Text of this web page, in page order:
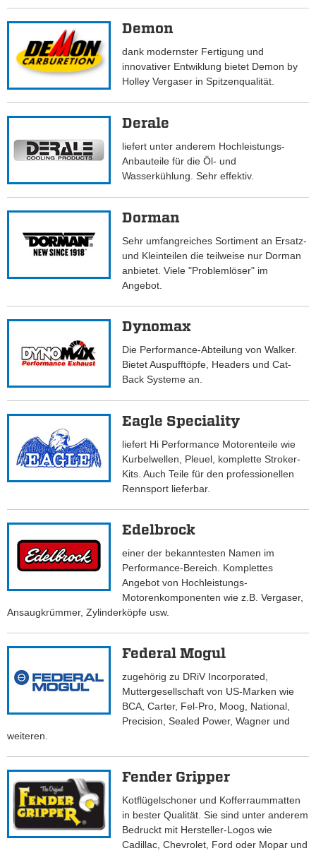
Demon
dank modernster Fertigung und
innovativer Entwiklung bietet Demon by
Holley Vergaser in Spitzenqualität.
Derale
liefert unter anderem Hochleistungs-
Anbauteile für die Öl- und
Wasserkühlung. Sehr effektiv.
Dorman
Sehr umfangreiches Sortiment an Ersatz-
und Kleinteilen die teilweise nur Dorman
anbietet. Viele "Problemlöser" im
Angebot.
Dynomax
Die Performance-Abteilung von Walker.
Bietet Auspufftöpfe, Headers und Cat-
Back Systeme an.
Eagle Speciality
liefert Hi Performance Motorenteile wie
Kurbelwellen, Pleuel, komplette Stroker-
Kits. Auch Teile für den professionellen
Rennsport lieferbar.
Edelbrock
einer der bekanntesten Namen im
Performance-Bereich. Komplettes
Angebot von Hochleistungs-
Motorenkomponenten wie z.B. Vergaser,
Ansaugkrümmer, Zylinderköpfe usw.
Federal Mogul
zugehörig zu DRiV Incorporated,
Muttergesellschaft von US-Marken wie
BCA, Carter, Fel-Pro, Moog, National,
Precision, Sealed Power, Wagner und
weiteren.
Fender Gripper
Kotflügelschoner und Kofferraummatten
in bester Qualität. Sie sind unter anderem
Bedruckt mit Hersteller-Logos wie
Cadillac, Chevrolet, Ford oder Mopar und